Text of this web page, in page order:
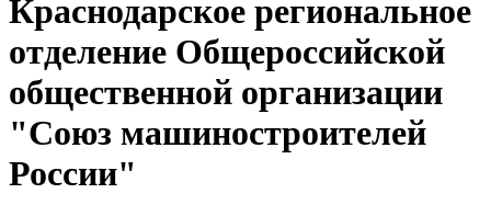
Краснодарское региональное
отделение Общероссийской
общественной организации
"Союз машиностроителей
России"